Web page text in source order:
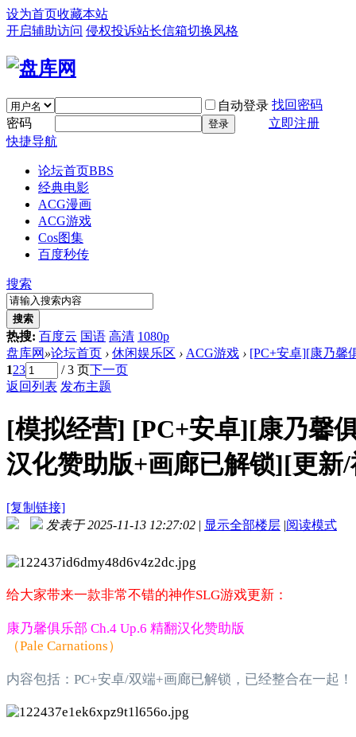
设为首页收藏本站
开启辅助访问 侵权投诉站长信箱切换风格
自动登录 找回密码
密码
登录
立即注册
快捷导航
论坛首页BBS
经典电影
ACG漫画
ACG游戏
Cos图集
百度秒传
搜索
搜索
热搜: 百度云 国语 高清 1080p
盘库网 »论坛首页 › 休闲娱乐区 › ACG游戏 › [PC+安卓][康乃馨
123 / 3 页下一页
返回列表 发布主题
[模拟经营] [PC+安卓][康乃馨
汉化赞助版+画廊已解锁][更新
[复制链接]
发表于 2025-11-13 12:27:02 | 显示全部楼层 |阅读模式
给大家带来一款非常不错的神作SLG游戏更新：
康乃馨俱乐部 Ch.4 Up.6 精翻汉化赞助版
（Pale Carnations）
内容包括：PC+安卓/双端+画廊已解锁，已经整合在一起！